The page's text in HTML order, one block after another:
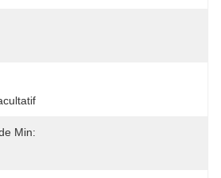
Min: